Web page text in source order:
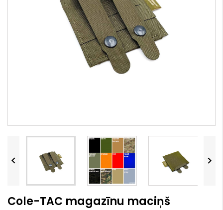
 
Cole-TAC magazīnu maciņš